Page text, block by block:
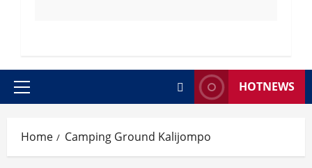
Primary
HOTNEWS
Home Camping Ground Kalijompo